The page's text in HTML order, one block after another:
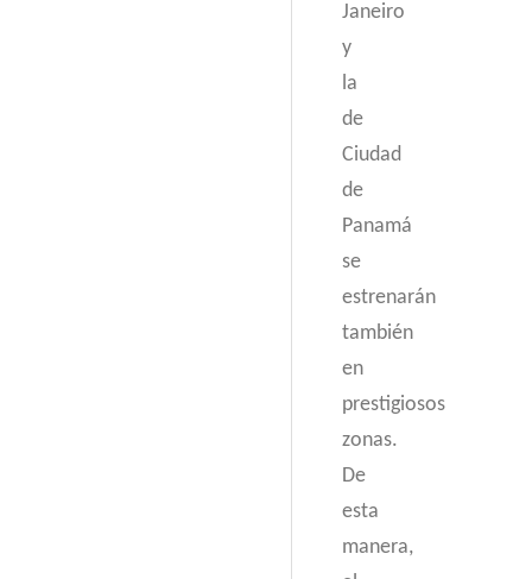
Janeiro
y
la
de
Ciudad
de
Panamá
se
estrenarán
también
en
prestigiosos
zonas.
De
esta
manera,